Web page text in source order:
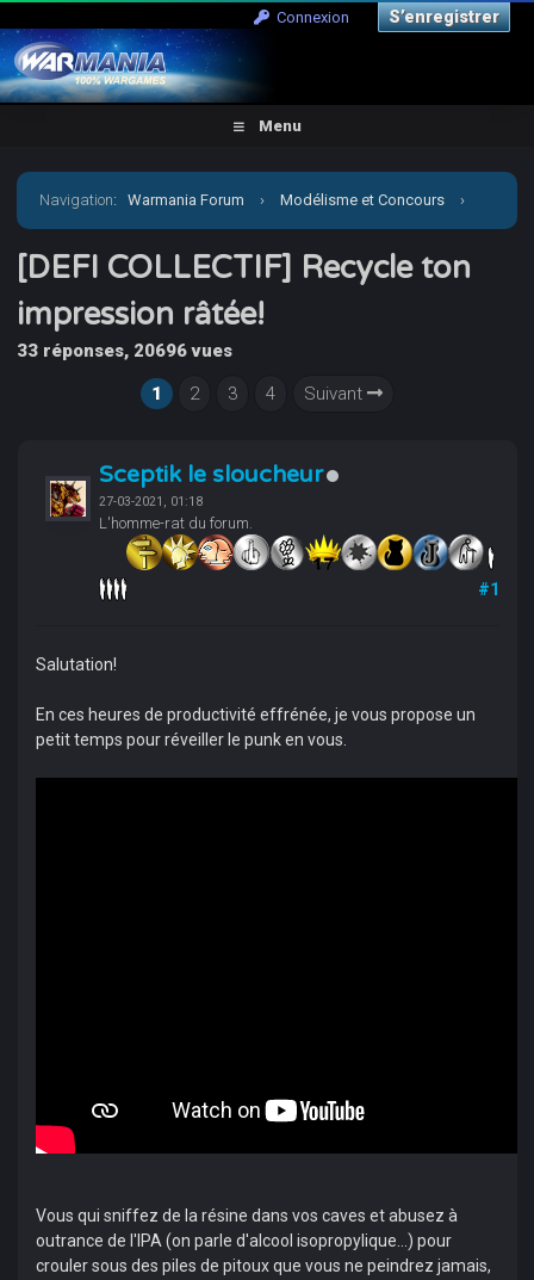
Connexion S’enregistrer
Menu
Navigation:Warmania Forum › Modélisme et Concours ›
Concours & défis › [DEFI COLLECTIF] Recycle ton
impression râtée!
[DEFI COLLECTIF] Recycle ton
impression râtée!
33 réponses, 20696 vues
1
2 3 4 Suivant
Sceptik le sloucheur
27-03-2021, 01:18
L'homme-rat du forum.
#1
Salutation!
En ces heures de productivité effrénée, je vous propose un
petit temps pour réveiller le punk en vous.
Vous qui sniffez de la résine dans vos caves et abusez à
outrance de l'IPA (on parle d'alcool isopropylique...) pour
crouler sous des piles de pitoux que vous ne peindrez jamais,